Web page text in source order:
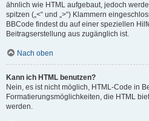
ähnlich wie HTML aufgebaut, jedoch
spitzen („<“ und „>“) Klammern
BBCode findest du auf einer speziellen
Beitragserstellung aus zugänglich ist.
Nach oben
Kann ich HTML benutzen?
Nein, es ist nicht möglich, HTML-Code in
Formatierungsmöglichkeiten, die HTML
werden.